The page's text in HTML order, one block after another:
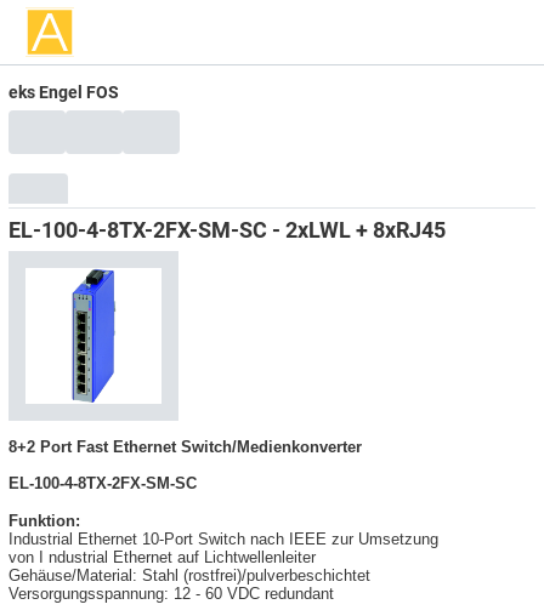
eks Engel FOS
EL-100-4-8TX-2FX-SM-SC - 2xLWL + 8xRJ45
8+2 Port Fast Ethernet Switch/Medienkonverter
EL-100-4-8TX-2FX-SM-SC
Funktion:
Industrial Ethernet 10-Port Switch nach IEEE zur Umsetzung
von I ndustrial Ethernet auf Lichtwellenleiter
Gehäuse/Material: Stahl (rostfrei)/pulverbeschichtet
Versorgungsspannung: 12 - 60 VDC redundant